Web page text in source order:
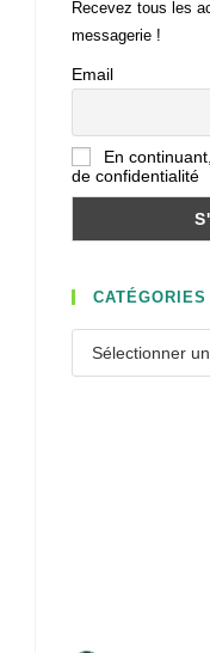
Recevez tous les
messagerie !
Email
En
de confidentialité
CATÉGORIES